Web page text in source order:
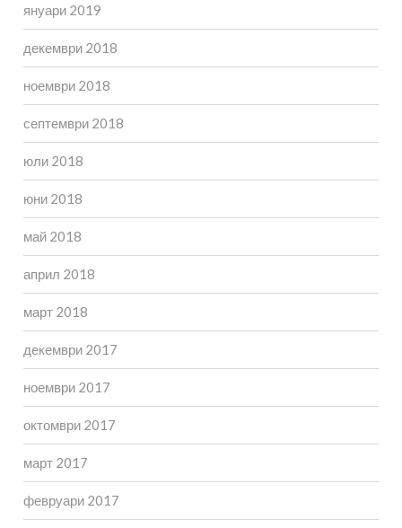
януари 2019
декември 2018
ноември 2018
септември 2018
юли 2018
юни 2018
май 2018
април 2018
март 2018
декември 2017
ноември 2017
октомври 2017
март 2017
февруари 2017